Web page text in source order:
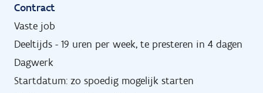
Contract
Vaste job
Deeltijds - 19 uren per week, te presteren in 4 dagen
Dagwerk
Startdatum: zo spoedig mogelijk starten